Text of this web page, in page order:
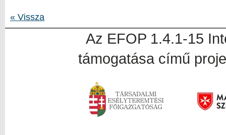
« Vissza
Az EFOP 1.4.1-15
támogatása című